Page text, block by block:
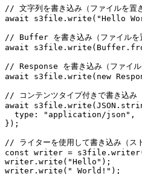
// 文字列を書き込み（ファイルを置き
await s3file. write ( "Hello
// Buffer を書き込み（ファイルを
await s3file. write (Buffer.
// Response を書き込み（ファイル
await s3file. write ( new
// コンテンツタイプ付きで書き込み
await s3file. write ( JSON .
  type:
"application/json" ,
});
// ライターを使用して書き込み（ス
const writer = s3file. writer
writer. write ( "Hello" );
writer. write ( " World!" );